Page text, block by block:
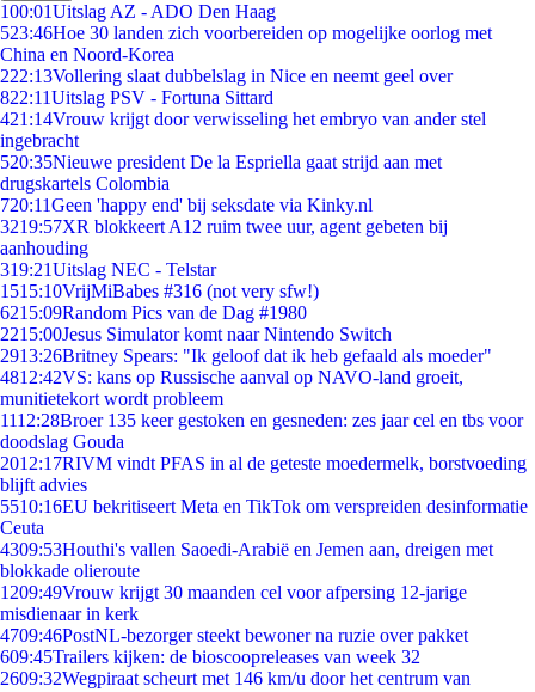
100:01Uitslag AZ - ADO Den Haag
523:46Hoe 30 landen zich voorbereiden op mogelijke oorlog met
China en Noord-Korea
222:13Vollering slaat dubbelslag in Nice en neemt geel over
822:11Uitslag PSV - Fortuna Sittard
421:14Vrouw krijgt door verwisseling het embryo van ander stel
ingebracht
520:35Nieuwe president De la Espriella gaat strijd aan met
drugskartels Colombia
720:11Geen 'happy end' bij seksdate via Kinky.nl
3219:57XR blokkeert A12 ruim twee uur, agent gebeten bij
aanhouding
319:21Uitslag NEC - Telstar
1515:10VrijMiBabes #316 (not very sfw!)
6215:09Random Pics van de Dag #1980
2215:00Jesus Simulator komt naar Nintendo Switch
2913:26Britney Spears: "Ik geloof dat ik heb gefaald als moeder"
4812:42VS: kans op Russische aanval op NAVO-land groeit,
munitietekort wordt probleem
1112:28Broer 135 keer gestoken en gesneden: zes jaar cel en tbs voor
doodslag Gouda
2012:17RIVM vindt PFAS in al de geteste moedermelk, borstvoeding
blijft advies
5510:16EU bekritiseert Meta en TikTok om verspreiden desinformatie
Ceuta
4309:53Houthi's vallen Saoedi-Arabië en Jemen aan, dreigen met
blokkade olieroute
1209:49Vrouw krijgt 30 maanden cel voor afpersing 12-jarige
misdienaar in kerk
4709:46PostNL-bezorger steekt bewoner na ruzie over pakket
609:45Trailers kijken: de bioscoopreleases van week 32
2609:32Wegpiraat scheurt met 146 km/u door het centrum van